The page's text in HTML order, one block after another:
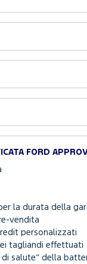
FORD
la durata della
vendita
personalizzati
tagliandi effettuati
di salute” della